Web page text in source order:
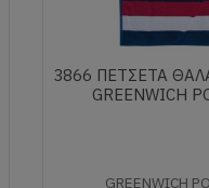
3866 ΠΕΤΣΕΤΑ
GREENWICH
GREENWICH